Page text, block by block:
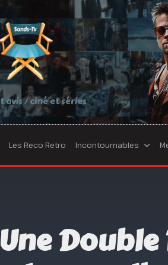
avis / ciné et séries
Les Reco Retro Incontournables